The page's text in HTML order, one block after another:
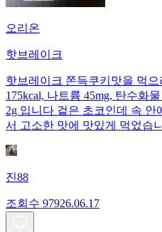
오리온
핫브레이크
핫브레이크 쫀득쿠키맛을 먹
175kcal, 나트륨 45mg, 탄수화
2g 입니다 겉은 초코인데 속 안
서 고소한 맛에 맛있게 먹었습
진88
조회수 97926.06.17